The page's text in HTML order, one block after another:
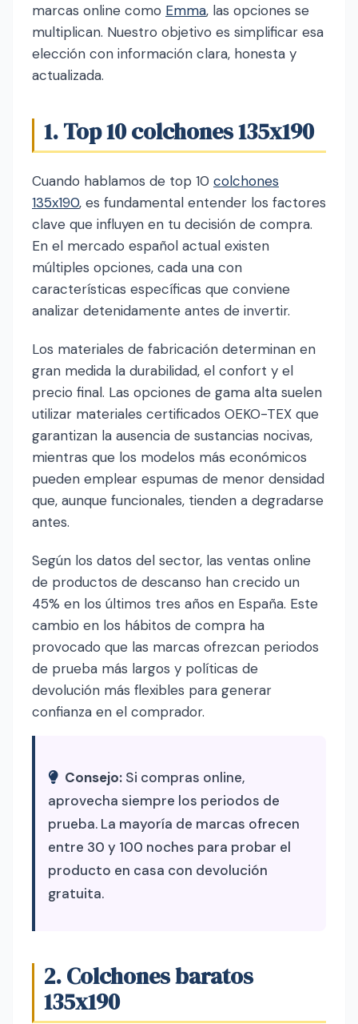
marcas online como Emma, las opciones se
multiplican. Nuestro objetivo es simplificar esa
elección con información clara, honesta y
actualizada.
1. Top 10 colchones 135x190
Cuando hablamos de top 10 colchones
135x190, es fundamental entender los factores
clave que influyen en tu decisión de compra.
En el mercado español actual existen
múltiples opciones, cada una con
características específicas que conviene
analizar detenidamente antes de invertir.
Los materiales de fabricación determinan en
gran medida la durabilidad, el confort y el
precio final. Las opciones de gama alta suelen
utilizar materiales certificados OEKO-TEX que
garantizan la ausencia de sustancias nocivas,
mientras que los modelos más económicos
pueden emplear espumas de menor densidad
que, aunque funcionales, tienden a degradarse
antes.
Según los datos del sector, las ventas online
de productos de descanso han crecido un
45% en los últimos tres años en España. Este
cambio en los hábitos de compra ha
provocado que las marcas ofrezcan periodos
de prueba más largos y políticas de
devolución más flexibles para generar
confianza en el comprador.
Consejo: Si compras online,
aprovecha siempre los periodos de
prueba. La mayoría de marcas ofrecen
entre 30 y 100 noches para probar el
producto en casa con devolución
gratuita.
2. Colchones baratos
135x190